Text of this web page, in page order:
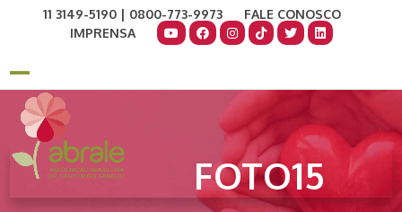
11 3149-5190 | 0800-773-9973
FALE CONOSCO
IMPRENSA
Open
mobile
menu
Close
mobile
menu
FOTO15